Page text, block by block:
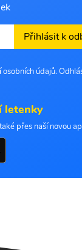
Přihlásit k
údajů.
letenky
přes naší novou